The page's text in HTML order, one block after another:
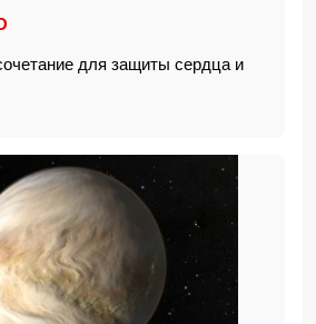
для защиты сердца и